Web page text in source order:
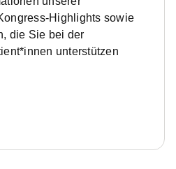
Highlights sowie
die Sie bei der
unterstützen